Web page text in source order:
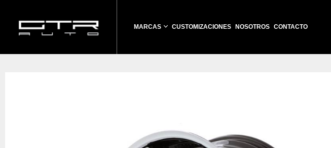
MARCAS CUSTOMIZACIONES NOSOTROS CONTACTO